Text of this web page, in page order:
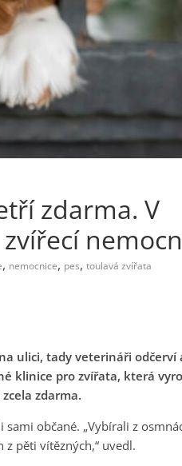
zdarma. V
, nemocnice, pes, toulavá zvířata
ulici, tady veterináři odčerví
klinice pro zvířata, která
zdarma.
občané. „Vybírali z
pěti vítězných,“ uvedl.